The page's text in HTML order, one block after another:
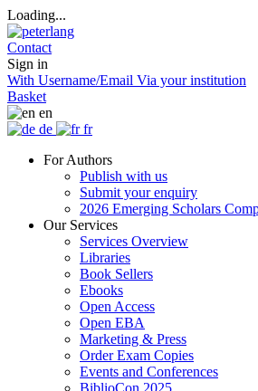
Loading...
Contact
Sign in
With Username/Email Via your institution
Basket
en
de
fr
For Authors
Publish with us
Submit your enquiry
2026 Emerging Scholars
Our Services
Services Overview
Libraries
Book Sellers
Ebooks
Open Access
Open EBA
Marketing & Press
Order Exam Copies
Events and Conferences
BiblioCon 2025